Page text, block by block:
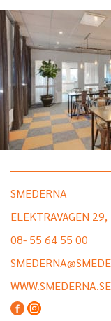
SMEDERNA
ELEKTRAVÄGEN
08- 55 64 55 00
WWW.SMEDERNA.SE